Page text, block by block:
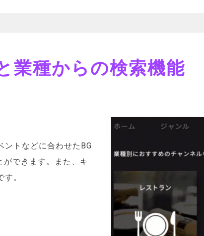
業種からの検索機能
ントなどに合わせたBG
できます。また、キ
。